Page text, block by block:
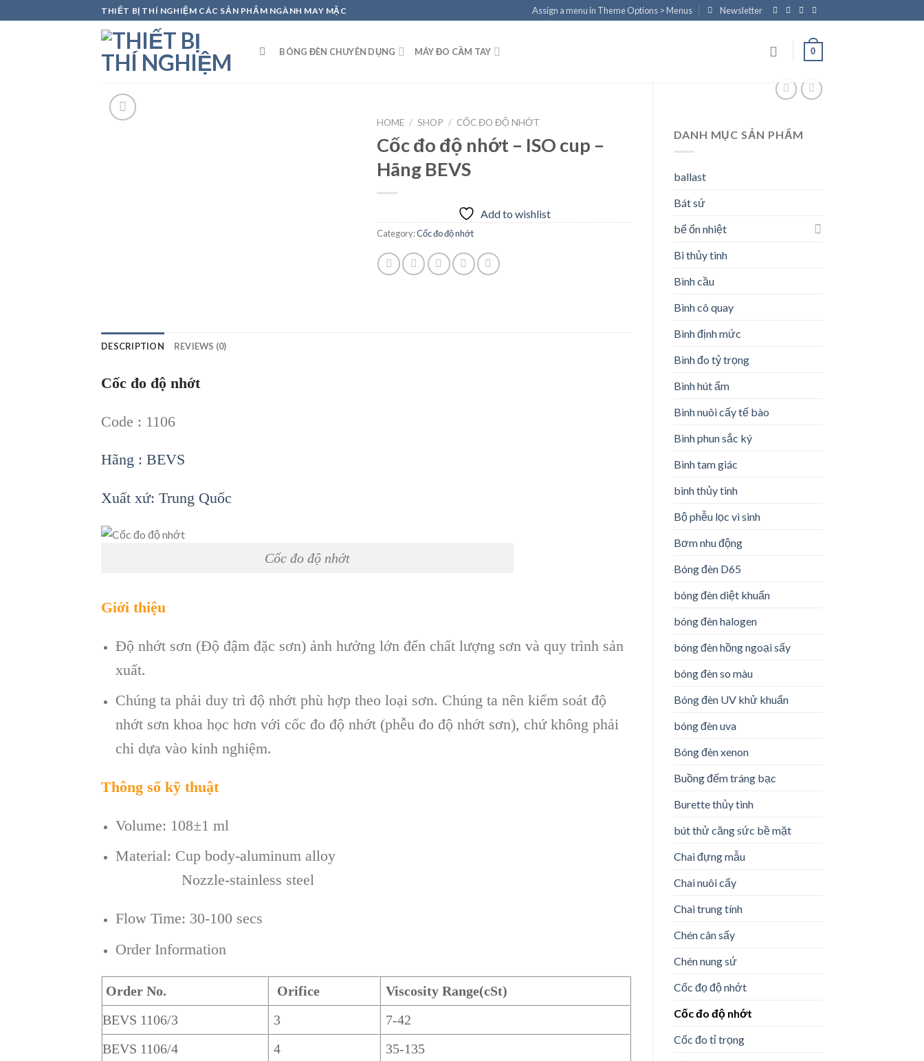
to
THIẾT BỊ THÍ NGHIỆM CÁC SẢN PHẨM NGÀNH MAY MẶC Assign a menu in Theme Options > Menus Newsletter
BÓNG ĐÈN CHUYÊN DỤNG MÁY ĐO CẦM TAY 0
DANH MỤC SẢN PHẨM
ballast
Bát sứ
bể ổn nhiệt
Bi thủy tinh
Bình cầu
Bình cô quay
Bình định mức
Bình đo tỷ trọng
Bình hút ẩm
Bình nuôi cấy tế bào
Bình phun sắc ký
Bình tam giác
bình thủy tinh
Bộ phễu lọc vi sinh
Bơm nhu động
Bóng đèn D65
bóng đèn diệt khuẩn
bóng đèn halogen
bóng đèn hồng ngoại sấy
bóng đèn so màu
Bóng đèn UV khử khuẩn
bóng đèn uva
Bóng đèn xenon
Buồng đếm tráng bạc
Burette thủy tinh
bút thử căng sức bề mặt
Chai đựng mẫu
Chai nuôi cấy
Chai trung tính
Chén cân sấy
Chén nung sứ
Cốc đọ độ nhớt
Cốc đo độ nhớt
Cốc đo tỉ trọng
HOME / SHOP / CỐC ĐO ĐỘ NHỚT
Cốc đo độ nhớt – ISO cup –
Hãng BEVS
Add to wishlist
Category:Cốc đo độ nhớt
DESCRIPTION REVIEWS (0)
Cốc đo độ nhớt
Code : 1106
Hãng : BEVS
Xuất xứ: Trung Quốc
Cốc đo độ nhớt
Giới thiệu
Độ nhớt sơn (Độ đậm đặc sơn) ảnh hưởng lớn đến chất lượng sơn và quy trình sản
xuất.
Chúng ta phải duy trì độ nhớt phù hợp theo loại sơn. Chúng ta nên kiểm soát độ
nhớt sơn khoa học hơn với cốc đo độ nhớt (phễu đo độ nhớt sơn), chứ không phải
chỉ dựa vào kinh nghiệm.
Thông số kỹ thuật
Volume: 108±1 ml
Material: Cup body-aluminum alloy
Nozzle-stainless steel
Flow Time: 30-100 secs
Order Information
Order No. Orifice
Viscosity Range(cSt)
BEVS 1106/3
3
7-42
BEVS 1106/4
4
35-135